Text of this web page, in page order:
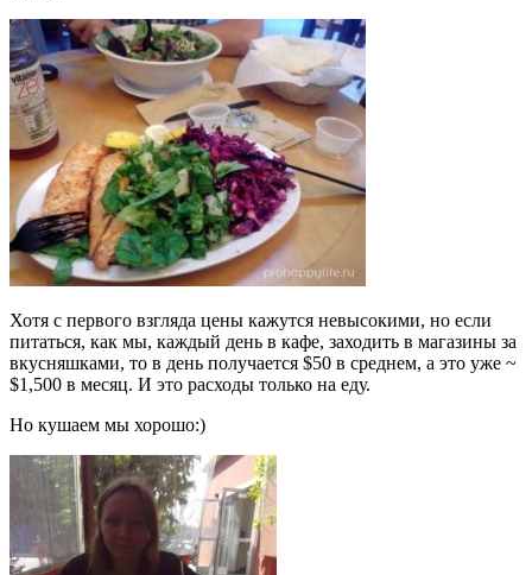
Хотя с первого взгляда цены кажутся невысокими, но если
питаться, как мы, каждый день в кафе, заходить в магазины за
вкусняшками, то в день получается $50 в среднем, а это уже ~
$1,500 в месяц. И это расходы только на еду.
Но кушаем мы хорошо:)